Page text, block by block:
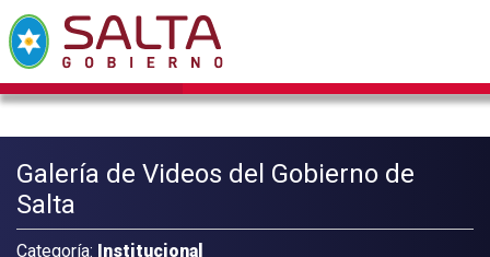
Galería de Videos del Gobierno de
Salta
Categoría: Institucional